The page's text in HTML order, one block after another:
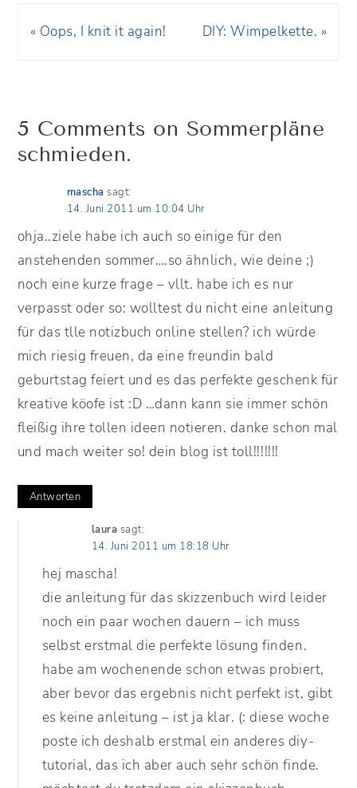
« Oops, I knit it again! DIY: Wimpelkette. »
5 Comments on Sommerpläne
schmieden.
mascha sagt:
14. Juni 2011 um 10:04 Uhr
ohja..ziele habe ich auch so einige für den
anstehenden sommer….so ähnlich, wie deine ;)
noch eine kurze frage – vllt. habe ich es nur
verpasst oder so: wolltest du nicht eine anleitung
für das tlle notizbuch online stellen? ich würde
mich riesig freuen, da eine freundin bald
geburtstag feiert und es das perfekte geschenk für
kreative köofe ist :D …dann kann sie immer schön
fleißig ihre tollen ideen notieren. danke schon mal
und mach weiter so! dein blog ist toll!!!!!!!
Antworten
laura sagt:
14. Juni 2011 um 18:18 Uhr
hej mascha!
die anleitung für das skizzenbuch wird leider
noch ein paar wochen dauern – ich muss
selbst erstmal die perfekte lösung finden.
habe am wochenende schon etwas probiert,
aber bevor das ergebnis nicht perfekt ist, gibt
es keine anleitung – ist ja klar. (: diese woche
poste ich deshalb erstmal ein anderes diy-
tutorial, das ich aber auch sehr schön finde.